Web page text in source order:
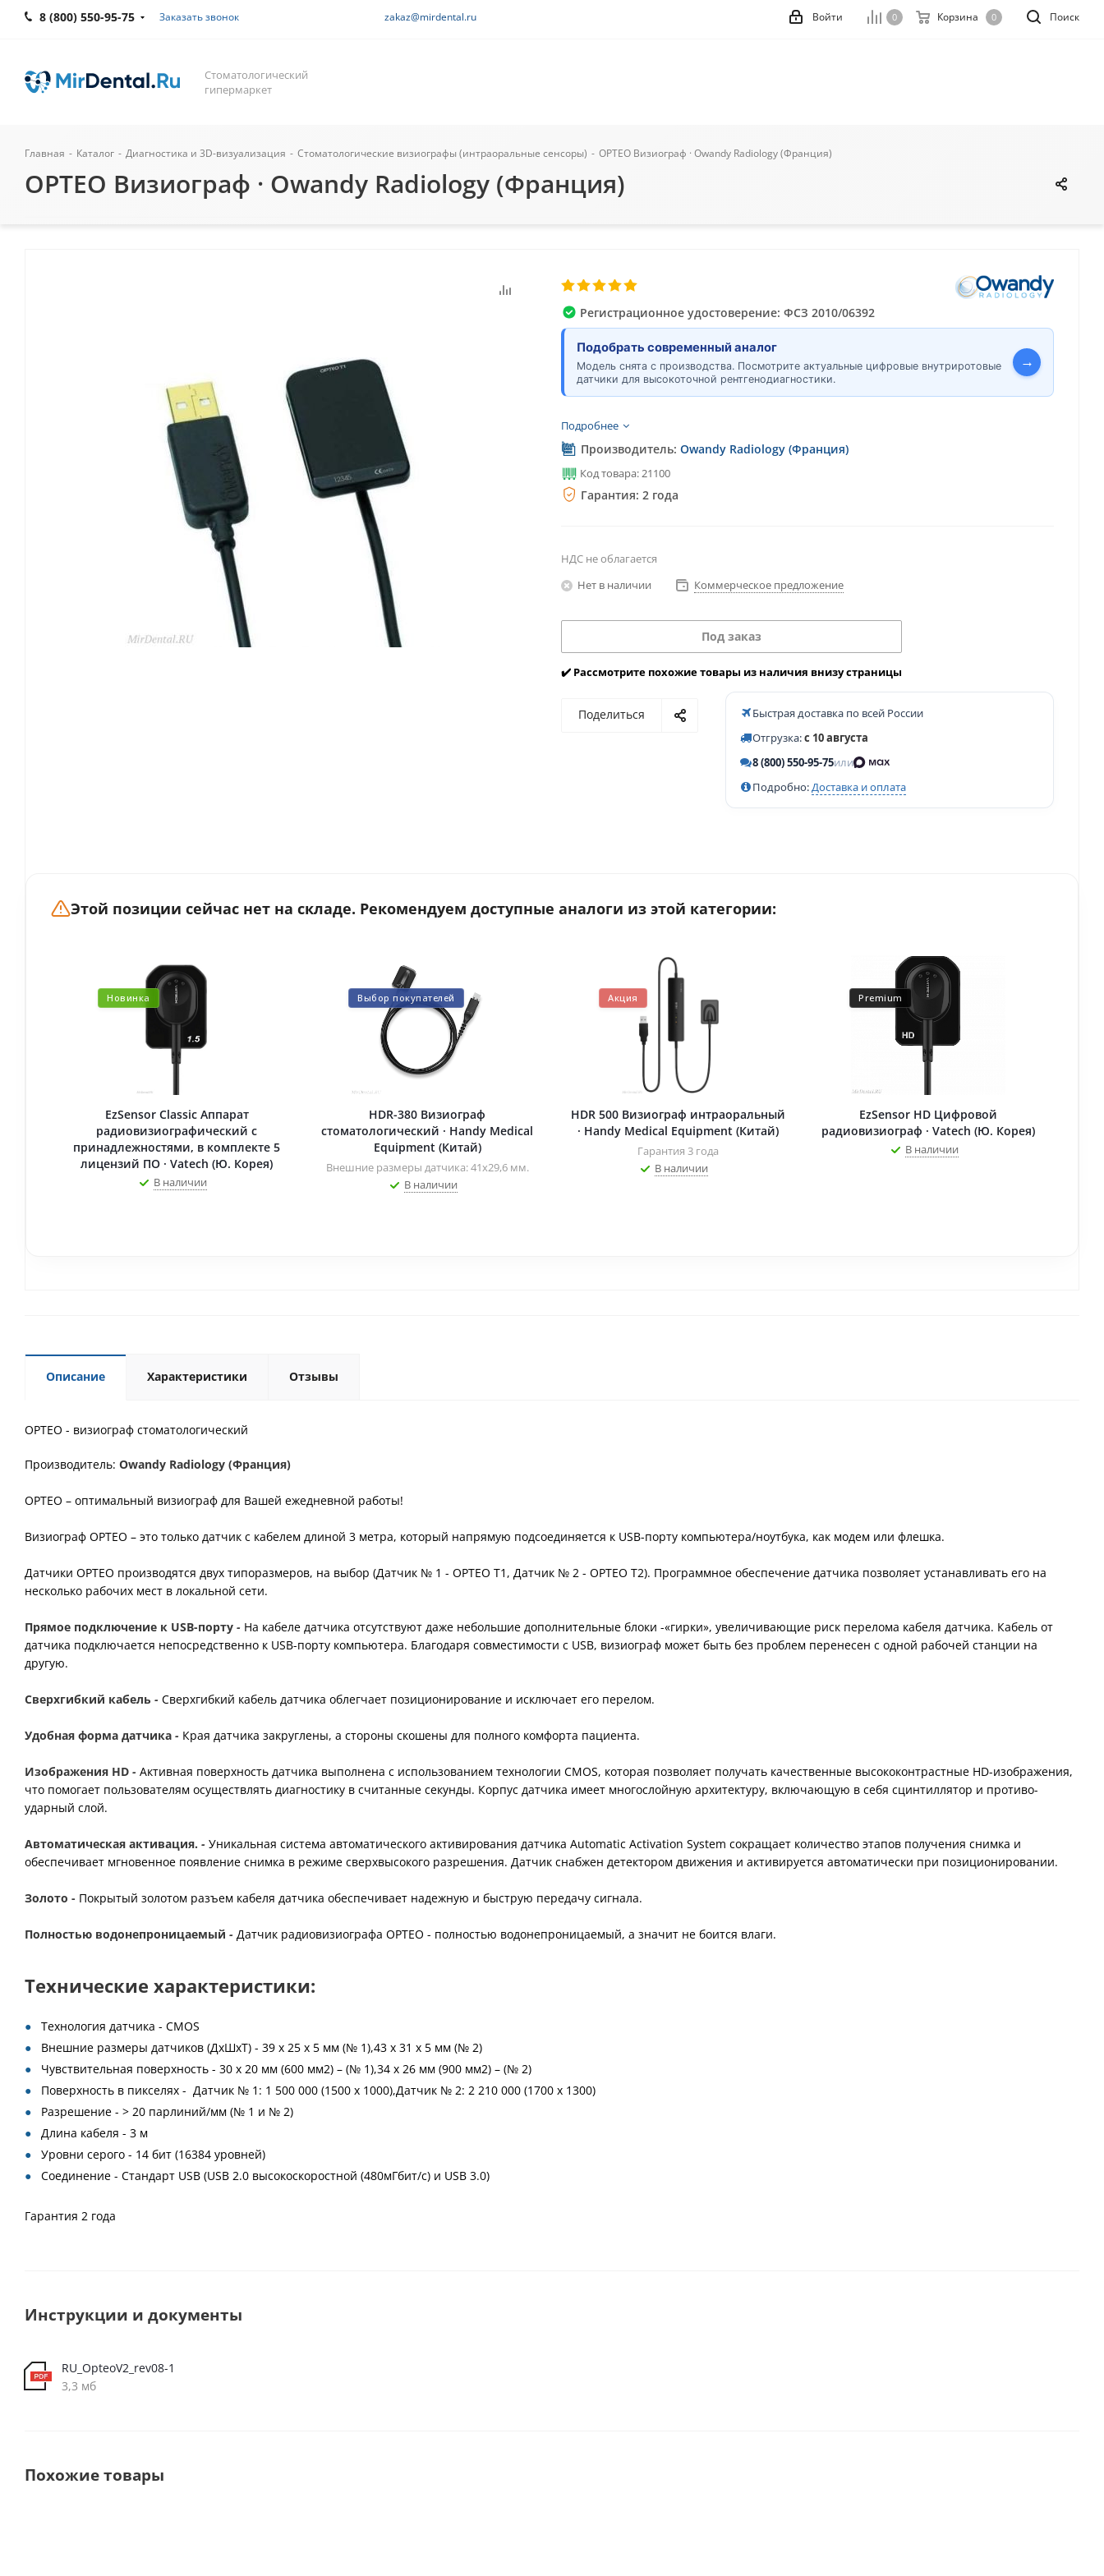
8 (800) 550-95-75 Заказать звонок zakaz@mirdental.ru Поиск
0 Корзина 0
Войти
Стоматологический
гипермаркет
Главная - Каталог - Диагностика и 3D-визуализация - Стоматологические визиографы (интраоральные сенсоры) - OPTEO Визиограф · Owandy Radiology (Франция)
OPTEO Визиограф · Owandy Radiology (Франция)
Регистрационное удостоверение: ФСЗ 2010/06392
Подобрать современный аналог
Модель снята с производства. Посмотрите актуальные цифровые внутриротовые
датчики для высокоточной рентгенодиагностики.
→
Подробнее
Производитель: Owandy Radiology (Франция)
Код товара: 21100
Гарантия: 2 года
НДС не облагается
Нет в наличии
Коммерческое предложение
Под заказ
✔️ Рассмотрите похожие товары из наличия внизу страницы
Поделиться
Быстрая доставка по всей России
Отгрузка:с 10 августа
8 (800) 550-95-75или
Подробно:Доставка и оплата
Этой позиции сейчас нет на складе. Рекомендуем доступные аналоги из этой категории:
Новинка
EzSensor Classic Аппарат
радиовизиографический с
принадлежностями, в комплекте 5
лицензий ПО · Vatech (Ю. Корея)
В наличии
Выбор покупателей
HDR-380 Визиограф
стоматологический · Handy Medical
Equipment (Китай)
Внешние размеры датчика: 41х29,6 мм.
В наличии
Акция
HDR 500 Визиограф интраоральный
· Handy Medical Equipment (Китай)
Гарантия 3 года
В наличии
Premium
EzSensor HD Цифровой
радиовизиограф · Vatech (Ю. Корея)
В наличии
Описание Характеристики Отзывы
OPTEO - визиограф стоматологический
Производитель: Owandy Radiology (Франция)
OPTEO – оптимальный визиограф для Вашей ежедневной работы!
Визиограф OPTEO – это только датчик с кабелем длиной 3 метра, который напрямую подсоединяется к USB-порту компьютера/ноутбука, как модем или флешка.
Датчики OPTEO производятся двух типоразмеров, на выбор (Датчик № 1 - OPTEO T1, Датчик № 2 - OPTEO T2). Программное обеспечение датчика позволяет устанавливать его на
несколько рабочих мест в локальной сети.
Прямое подключение к USB-порту - На кабеле датчика отсутствуют даже небольшие дополнительные блоки -«гирки», увеличивающие риск перелома кабеля датчика. Кабель от
датчика подключается непосредственно к USB-порту компьютера. Благодаря совместимости с USB, визиограф может быть без проблем перенесен с одной рабочей станции на
другую.
Сверхгибкий кабель - Сверхгибкий кабель датчика облегчает позиционирование и исключает его перелом.
Удобная форма датчика - Края датчика закруглены, а стороны скошены для полного комфорта пациента.
Изображения HD - Активная поверхность датчика выполнена с использованием технологии CMOS, которая позволяет получать качественные высококонтрастные HD-изображения,
что помогает пользователям осуществлять диагностику в считанные секунды. Корпус датчика имеет многослойную архитектуру, включающую в себя сцинтиллятор и противо-
ударный слой.
Автоматическая активация. - Уникальная система автоматического активирования датчика Automatic Activation System сокращает количество этапов получения снимка и
обеспечивает мгновенное появление снимка в режиме сверхвысокого разрешения. Датчик снабжен детектором движения и активируется автоматически при позиционировании.
Золото - Покрытый золотом разъем кабеля датчика обеспечивает надежную и быструю передачу сигнала.
Полностью водонепроницаемый - Датчик радиовизиографа OPTEO - полностью водонепроницаемый, а значит не боится влаги.
Технические характеристики:
Технология датчика - CMOS
Внешние размеры датчиков (ДхШхТ) - 39 х 25 х 5 мм (№ 1),43 х 31 х 5 мм (№ 2)
Чувствительная поверхность - 30 х 20 мм (600 мм2) – (№ 1),34 х 26 мм (900 мм2) – (№ 2)
Поверхность в пикселях - Датчик № 1: 1 500 000 (1500 х 1000),Датчик № 2: 2 210 000 (1700 х 1300)
Разрешение - > 20 парлиний/мм (№ 1 и № 2)
Длина кабеля - 3 м
Уровни серого - 14 бит (16384 уровней)
Соединение - Стандарт USB (USB 2.0 высокоскоростной (480мГбит/с) и USB 3.0)
Гарантия 2 года
Инструкции и документы
RU_OpteoV2_rev08-1
3,3 мб
Похожие товары